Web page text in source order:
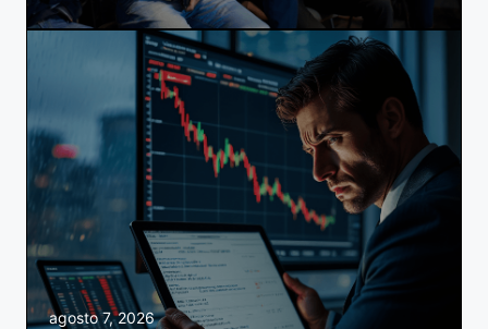
agosto 7, 2026